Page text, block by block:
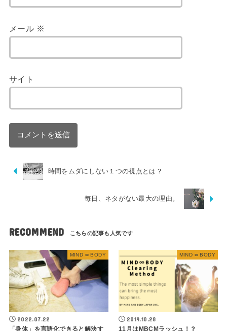
メール ※
サイト
時間をムダにしない１つの視点とは？
毎日、ネタがない最大の理由。
RECOMMEND
MIND ∞ BODY
2022.07.22
「身体」を言語化できると解決す
MIND ∞ BODY
2019.10.28
11月はMBCMラッシュ！？